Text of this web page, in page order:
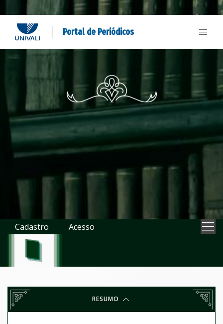
Portal de Periódicos
Cadastro Acesso
RESUMO